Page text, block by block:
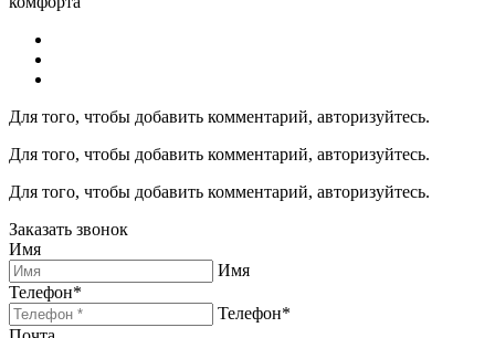
Для того, чтобы добавить комментарий, авторизуйтесь.
Для того, чтобы добавить комментарий, авторизуйтесь.
Для того, чтобы добавить комментарий, авторизуйтесь.
Заказать звонок
Имя
Имя
Телефон*
Телефон*